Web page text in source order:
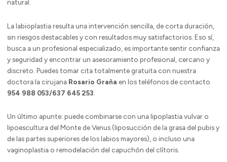
natural.
La labioplastia resulta una intervención sencilla, de corta duración,
sin riesgos destacables y con resultados muy satisfactorios. Eso sí,
busca a un profesional especializado, es importante sentir confianza
y seguridad y encontrar un asesoramiento profesional, cercano y
discreto. Puedes tomar cita totalmente gratuita con nuestra
doctora la cirujana Rosario Graña en los teléfonos de contacto
954 988 053/637 645 253
Un último apunte: puede combinarse con una lipoplastia vulvar o
lipoescultura del Monte de Venus (liposucción de la grasa del pubis y
de las partes superiores de los labios mayores), o incluso una
vaginoplastia o remodelación del capuchón del clítoris.